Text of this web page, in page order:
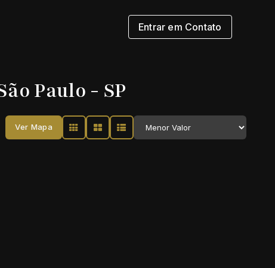
Entrar em Contato
Paulo - SP
Ver Mapa